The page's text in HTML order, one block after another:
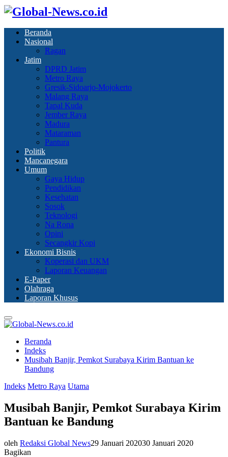
Beranda
Nasional
Ragan
Jatim
DPRD Jatim
Metro Raya
Gresik-Sidoarjo-Mojokerto
Malang Raya
Tapal Kuda
Jember Raya
Madura
Mataraman
Pantura
Politik
Mancanegara
Umum
Gaya Hidup
Pendidikan
Kesehatan
Sosok
Teknologi
Na Rona
Opini
Secangkir Kopi
Ekonomi Bisnis
Koperasi dan UKM
Laporan Keuangan
E-Paper
Olahraga
Laporan Khusus
Primary
Menu
Beranda
Indeks
Musibah Banjir, Pemkot Surabaya Kirim Bantuan ke
Bandung
Indeks Metro Raya Utama
Musibah Banjir, Pemkot Surabaya Kirim
Bantuan ke Bandung
oleh Redaksi Global News29 Januari 202030 Januari 2020
Bagikan